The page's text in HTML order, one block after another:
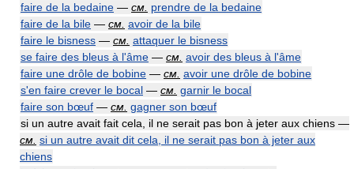
faire de la bedaine — см. prendre de la bedaine
faire de la bile — см. avoir de la bile
faire le bisness — см. attaquer le bisness
se faire des bleus à l'âme — см. avoir des bleus à l'âme
faire une drôle de bobine — см. avoir une drôle de bobine
s'en faire crever le bocal — см. garnir le bocal
faire son bœuf — см. gagner son bœuf
si un autre avait fait cela, il ne serait pas bon à jeter aux chiens —
см. si un autre avait dit cela, il ne serait pas bon à jeter aux
chiens